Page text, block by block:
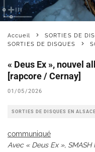
Accueil
SORTIES DE
SORTIES DE DISQUES
« Deus Ex », nouvel
[rapcore / Cernay]
01/05/2026
SORTIES DE DISQUES EN ALSACE
communiqué
Avec « Deus Ex »,